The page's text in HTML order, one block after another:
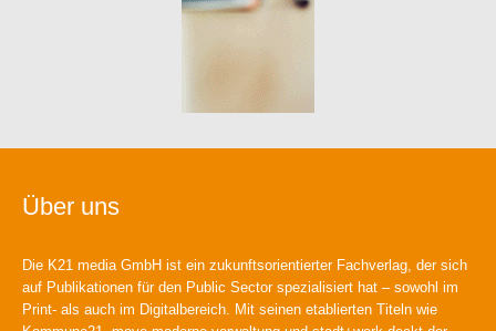
Über uns
Die K21 media GmbH ist ein zukunftsorientierter Fachverlag, der sich
auf Publikationen für den Public Sector spezialisiert hat – sowohl im
Print- als auch im Digitalbereich. Mit seinen etablierten Titeln wie